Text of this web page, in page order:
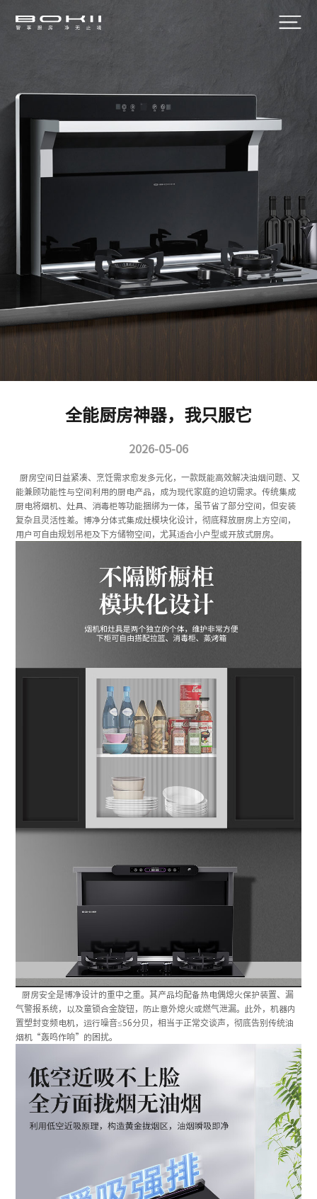
全能厨房神器，我只服它
2026-05-06
厨房空间日益紧凑、烹饪需求愈发多元化，一款既能高效解决油烟问题、又
能兼顾功能性与空间利用的厨电产品，成为现代家庭的迫切需求。传统集成
厨电将烟机、灶具、消毒柜等功能捆绑为一体，虽节省了部分空间，但安装
复杂且灵活性差。博净分体式集成灶模块化设计，彻底释放厨房上方空间，
用户可自由规划吊柜及下方储物空间，尤其适合小户型或开放式厨房。
厨房安全是博净设计的重中之重。其产品均配备热电偶熄火保护装置、漏
气警报系统，以及童锁合金旋钮，防止意外熄火或燃气泄漏。此外，机器内
置塑封变频电机，运行噪音≤56分贝，相当于正常交谈声，彻底告别传统油
烟机“轰鸣作响”的困扰。